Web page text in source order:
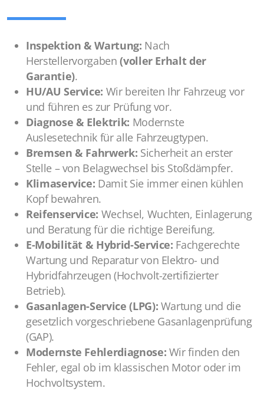
Inspektion & Wartung: Nach
Herstellervorgaben(voller Erhalt der
Garantie).
HU/AU Service: Wir bereiten Ihr Fahrzeug vor
und führen es zur Prüfung vor.
Diagnose & Elektrik: Modernste
Auslesetechnik für alle Fahrzeugtypen.
Bremsen & Fahrwerk: Sicherheit an erster
Stelle – von Belagwechsel bis Stoßdämpfer.
Klimaservice: Damit Sie immer einen kühlen
Kopf bewahren.
Reifenservice: Wechsel, Wuchten, Einlagerung
und Beratung für die richtige Bereifung.
E-Mobilität & Hybrid-Service: Fachgerechte
Wartung und Reparatur von Elektro- und
Hybridfahrzeugen (Hochvolt-zertifizierter
Betrieb).
Gasanlagen-Service (LPG): Wartung und die
gesetzlich vorgeschriebene Gasanlagenprüfung
(GAP).
Modernste Fehlerdiagnose: Wir finden den
Fehler, egal ob im klassischen Motor oder im
Hochvoltsystem.